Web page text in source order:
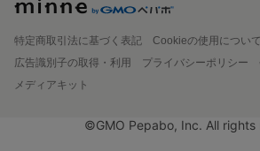
特定商取引法に基づく表記
Cookieの使用について
広告識別子の取得・利用
プライバシーポリシー
メディアキット
©GMO Pepabo, Inc. All rights